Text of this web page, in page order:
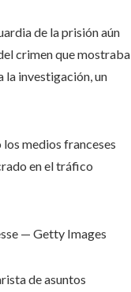
de la prisión aún
crimen que mostraba
la investigación, un
medios franceses
en el tráfico
— Getty Images
de asuntos